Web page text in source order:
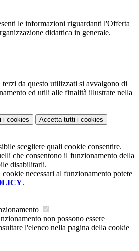
le informazioni riguardanti l'Offerta
didattica in generale.
da questo utilizzati si avvalgono di
ed utili alle finalità illustrate nella
i cookies Accetta tutti i cookies
scegliere quali cookie consentire.
che consentono il funzionamento della
disabilitarli.
necessari al funzionamento potete
.
non possono essere
l'elenco nella pagina della cookie